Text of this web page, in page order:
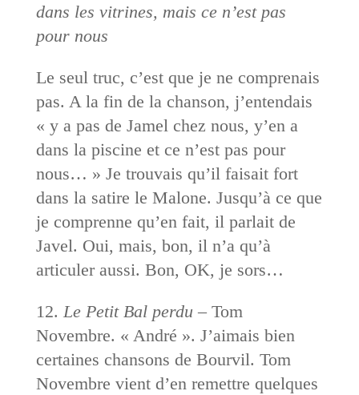
dans les vitrines, mais ce n’est pas
pour nous
Le seul truc, c’est que je ne comprenais
pas. A la fin de la chanson, j’entendais
« y a pas de Jamel chez nous, y’en a
dans la piscine et ce n’est pas pour
nous… » Je trouvais qu’il faisait fort
dans la satire le Malone. Jusqu’à ce que
je comprenne qu’en fait, il parlait de
Javel. Oui, mais, bon, il n’a qu’à
articuler aussi. Bon, OK, je sors…
12. Le Petit Bal perdu – Tom
Novembre. « André ». J’aimais bien
certaines chansons de Bourvil. Tom
Novembre vient d’en remettre quelques